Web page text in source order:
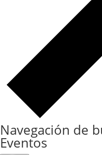
Navegación de
Eventos